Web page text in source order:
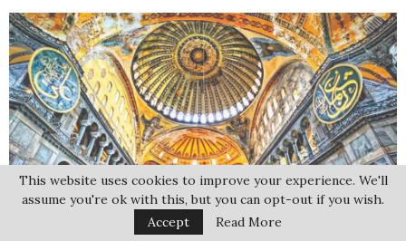
This website uses cookies to improve your experience. We'll
assume you're ok with this, but you can opt-out if you wish.
Accept
Read More